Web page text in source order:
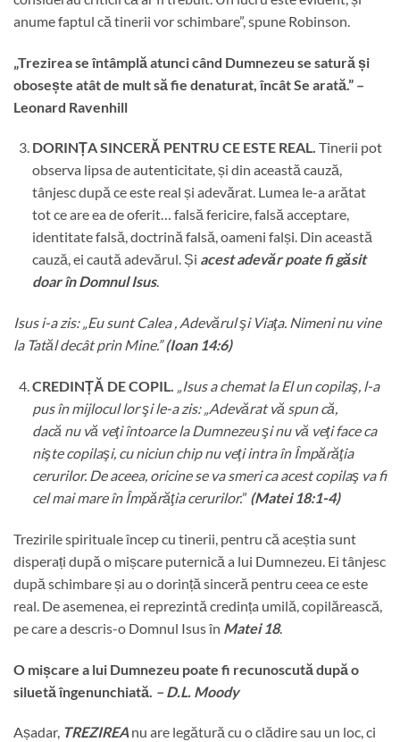
anume faptul că tinerii vor schimbare”, spune Robinson.
„Trezirea se întâmplă atunci când Dumnezeu se satură și
obosește atât de mult să fie denaturat, încât Se arată.” –
Leonard Ravenhill
DORINȚA SINCERĂ PENTRU CE ESTE REAL. Tinerii pot
observa lipsa de autenticitate, și din această cauză,
tânjesc după ce este real și adevărat. Lumea le-a arătat
tot ce are ea de oferit… falsă fericire, falsă acceptare,
identitate falsă, doctrină falsă, oameni falși. Din această
cauză, ei caută adevărul. Și acest adevăr poate fi găsit
doar în Domnul Isus.
Isus i-a zis:„Eu sunt Calea , Adevărulşi Viaţa. Nimeni nu vine
la Tatăl decât prin Mine.” (Ioan 14:6)
CREDINȚĂ DE COPIL. „Isus a chemat la El un copilaş, l-a
pus în mijlocul lor şi le-a zis: „Adevărat vă spun că,
dacă nu vă veţi întoarce la Dumnezeu şi nu vă veţi face ca
nişte copilaşi, cu niciun chip nu veţi intra în Împărăţia
cerurilor. De aceea, oricine se va smeri ca acest copilaş va fi
cel mai mare în Împărăţia cerurilor.” (Matei 18:1-4)
Trezirile spirituale încep cu tinerii, pentru că aceștia sunt
disperați după o mișcare puternică a lui Dumnezeu. Ei tânjesc
după schimbare și au o dorință sinceră pentru ceea ce este
real. De asemenea, ei reprezintă credința umilă, copilărească,
pe care a descris-o Domnul Isus în Matei 18.
O mișcare a lui Dumnezeu poate fi recunoscută după o
siluetă îngenunchiată. – D.L. Moody
Așadar, TREZIREA nu are legătură cu o clădire sau un loc, ci